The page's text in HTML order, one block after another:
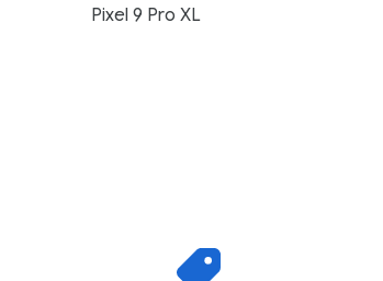
Pixel 9 Pro XL